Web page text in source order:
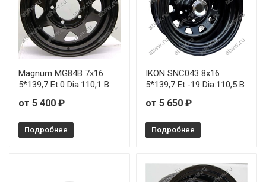
Magnum MG84B 7x16
5*139,7 Et:0 Dia:110,1 B
от 5 400 ₽
Подробнее
IKON SNC043 8x16
5*139,7 Et:-19 Dia:110,5 B
от 5 650 ₽
Подробнее